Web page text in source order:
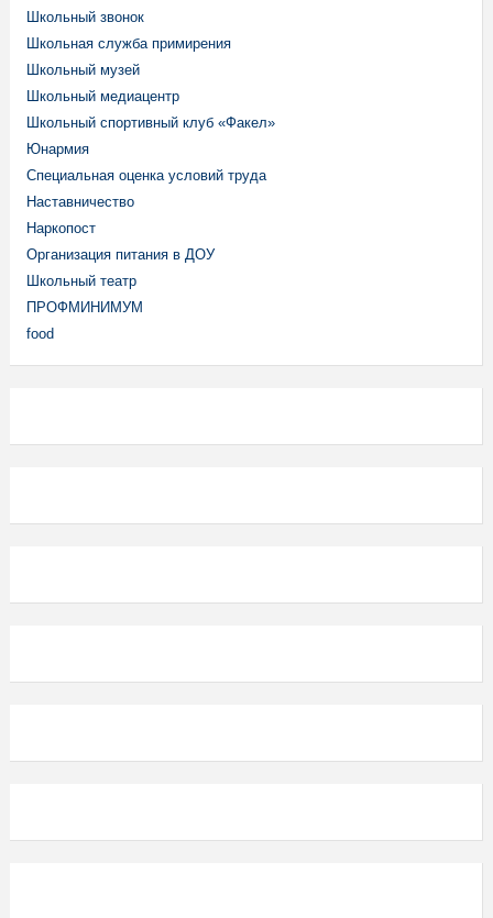
Школьный звонок
Школьная служба примирения
Школьный музей
Школьный медиацентр
Школьный спортивный клуб «Факел»
Юнармия
Специальная оценка условий труда
Наставничество
Наркопост
Организация питания в ДОУ
Школьный театр
ПРОФМИНИМУМ
food